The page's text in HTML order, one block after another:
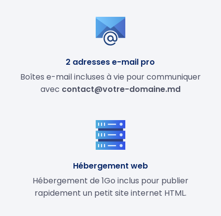
2 adresses e-mail pro
Boîtes e-mail incluses à vie pour communiquer
avec contact@votre-domaine.md
Hébergement web
Hébergement de 1Go inclus pour publier
rapidement un petit site internet HTML.